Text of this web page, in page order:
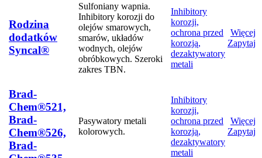
Rodzina
dodatków
Syncal®
Sulfoniany wapnia.
Inhibitory korozji do
olejów smarowych,
smarów, układów
wodnych, olejów
obróbkowych. Szeroki
zakres TBN.
Inhibitory
korozji,
ochrona przed
korozją,
dezaktywatory
metali
Więcej
Zapytaj
Brad-
Chem®521,
Brad-
Chem®526,
Brad-
Pasywatory metali
kolorowych.
Inhibitory
korozji,
ochrona przed
korozją,
dezaktywatory
metali
Więcej
Zapytaj